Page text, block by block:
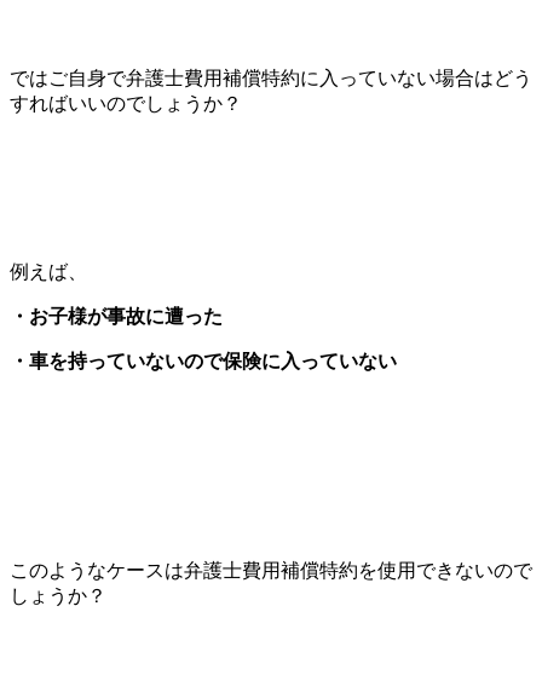
ではご自身で弁護士費用補償特約に入っていない場合はどう
すればいいのでしょうか？
例えば、
・お子様が事故に遭った
・車を持っていないので保険に入っていない
このようなケースは弁護士費用補償特約を使用できないので
しょうか？